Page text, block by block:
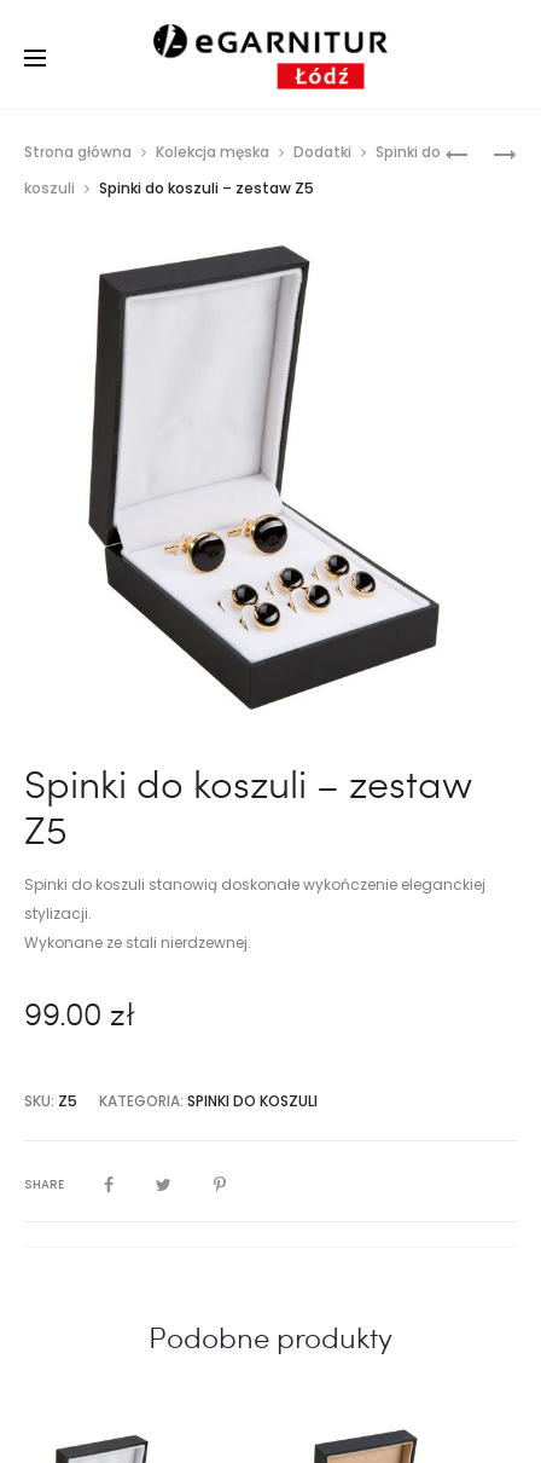
SPINKI
Strona główna Kolekcja męska Dodatki
Spinki do
koszuli
Spinki do koszuli – zestaw Z5
Spinki do koszuli – zestaw
Z5
Spinki do koszuli stanowią doskonałe wykończenie eleganckiej
stylizacji.
Wykonane ze stali nierdzewnej.
99.00 zł
SKU: Z5 KATEGORIA: SPINKI DO KOSZULI
SHARE
Podobne produkty